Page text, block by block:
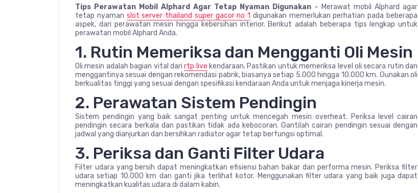
Tips Perawatan Mobil Alphard Agar Tetap Nyaman Digunakan – Merawat mobil Alphard agar
tetap nyaman slot server thailand super gacor no 1 digunakan memerlukan perhatian pada beberapa
aspek, dari perawatan mesin hingga kebersihan interior. Berikut adalah beberapa tips lengkap untuk
perawatan mobil Alphard Anda.
1. Rutin Memeriksa dan Mengganti Oli Mesin
Oli mesin adalah bagian vital darirtp live kendaraan. Pastikan untuk memeriksa level oli secara rutin dan
menggantinya sesuai dengan rekomendasi pabrik, biasanya setiap 5.000 hingga 10.000 km. Gunakan oli
berkualitas tinggi yang sesuai dengan spesifikasi kendaraan Anda untuk menjaga kinerja mesin.
2. Perawatan Sistem Pendingin
Sistem pendingin yang baik sangat penting untuk mencegah mesin overheat. Periksa level cairan
pendingin secara berkala dan pastikan tidak ada kebocoran. Gantilah cairan pendingin sesuai dengan
jadwal yang dianjurkan dan bersihkan radiator agar tetap berfungsi optimal.
3. Periksa dan Ganti Filter Udara
Filter udara yang bersih dapat meningkatkan efisiensi bahan bakar dan performa mesin. Periksa filter
udara setiap 10.000 km dan ganti jika terlihat kotor. Menggunakan filter udara yang baik juga dapat
meningkatkan kualitas udara di dalam kabin.